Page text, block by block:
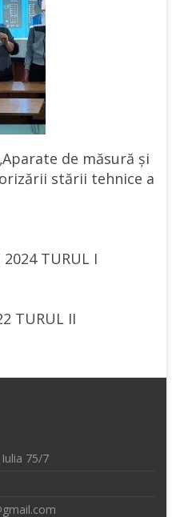
de măsură și
stării tehnice a
2024 TURUL I
TURUL II
75/7